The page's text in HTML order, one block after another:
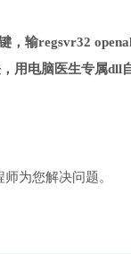
，输regsvr32
用电脑医生专属dll
为您解决问题。